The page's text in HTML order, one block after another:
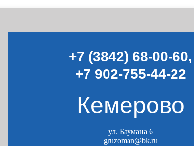
+7 (3842) 68-00-60,
+7 902-755-44-22
Кемерово
ул. Баумана 6
gruzoman@bk.ru